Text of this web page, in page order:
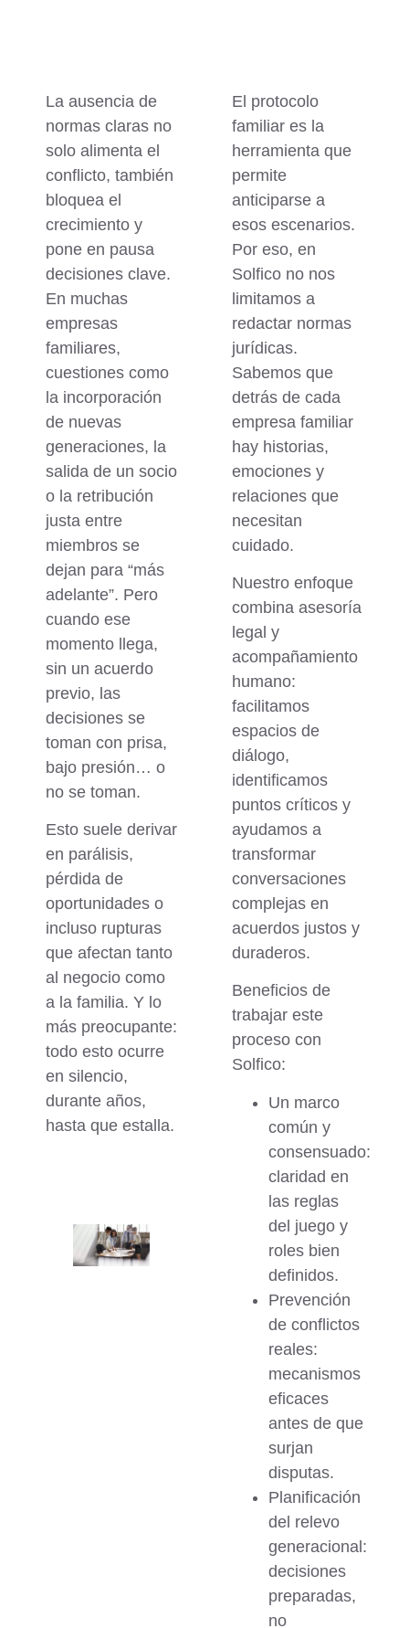
La ausencia de
normas claras no
solo alimenta el
conflicto, también
bloquea el
crecimiento y
pone en pausa
decisiones clave.
En muchas
empresas
familiares,
cuestiones como
la incorporación
de nuevas
generaciones, la
salida de un socio
o la retribución
justa entre
miembros se
dejan para “más
adelante”. Pero
cuando ese
momento llega,
sin un acuerdo
previo, las
decisiones se
toman con prisa,
bajo presión… o
no se toman.
Esto suele derivar
en parálisis,
pérdida de
oportunidades o
incluso rupturas
que afectan tanto
al negocio como
a la familia. Y lo
más preocupante:
todo esto ocurre
en silencio,
durante años,
hasta que estalla.
El protocolo
familiar es la
herramienta que
permite
anticiparse a
esos escenarios.
Por eso, en
Solfico no nos
limitamos a
redactar normas
jurídicas.
Sabemos que
detrás de cada
empresa familiar
hay historias,
emociones y
relaciones que
necesitan
cuidado.
Nuestro enfoque
combina asesoría
legal y
acompañamiento
humano:
facilitamos
espacios de
diálogo,
identificamos
puntos críticos y
ayudamos a
transformar
conversaciones
complejas en
acuerdos justos y
duraderos.
Beneficios de
trabajar este
proceso con
Solfico:
Un marco
común y
consensuado:
claridad en
las reglas
del juego y
roles bien
definidos.
Prevención
de conflictos
reales:
mecanismos
eficaces
antes de que
surjan
disputas.
Planificación
del relevo
generacional:
decisiones
preparadas,
no